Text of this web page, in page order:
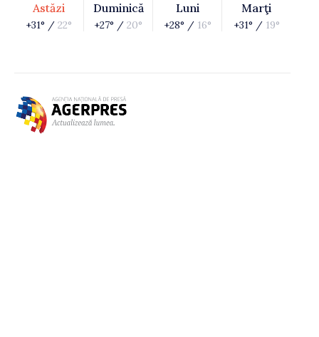
Astăzi
+31° / 22°
Duminică
+27° / 20°
Luni
+28° / 16°
Marţi
+31° / 19°